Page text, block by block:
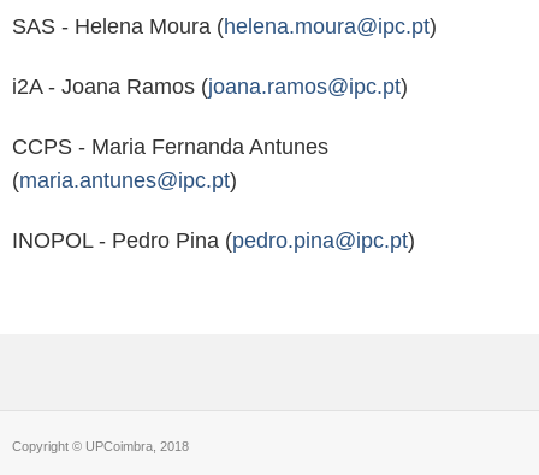
SAS - Helena Moura (helena.moura@ipc.pt)
i2A - Joana Ramos (joana.ramos@ipc.pt)
CCPS - Maria Fernanda Antunes
(maria.antunes@ipc.pt)
INOPOL - Pedro Pina (pedro.pina@ipc.pt)
Copyright © UPCoimbra, 2018